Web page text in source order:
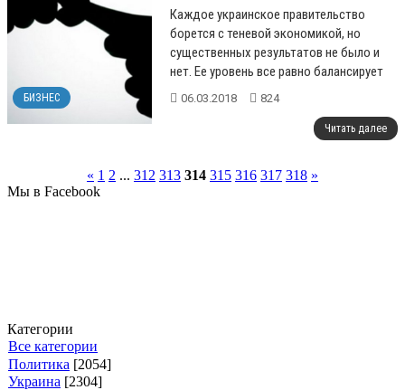
БИЗНЕС
Каждое украинское правительство
борется с теневой экономикой, но
существенных результатов не было и
нет. Ее уровень все равно балансирует
на показателе в 35-50%, каждый третий
06.03.2018 824
Читать далее
« 1 2 ... 312 313 314 315 316 317 318 »
Мы в Facebook
Категории
Все категории
Политика [2054]
Украина [2304]